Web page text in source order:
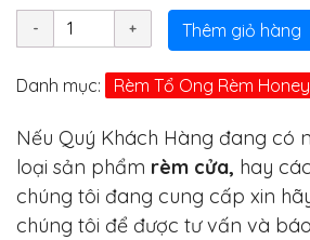
Thêm giỏ hàng
Danh mục: Rèm Tổ Ong Rèm Honey
Nếu Quý Khách Hàng đang có
loại sản phẩm rèm cửa, hay
chúng tôi đang cung cấp xin
chúng tôi để được tư vấn và